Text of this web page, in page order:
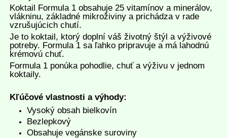
Koktail Formula 1 obsahuje 25 vitamínov a minerálov,
vlákninu, základné mikroživiny a prichádza v rade
vzrušujúcich chutí.
Je to koktail, ktorý doplní váš životný štýl a výživové
potreby. Formula 1 sa ľahko pripravuje a má lahodnú
krémovú chuť.
Formula 1 ponúka pohodlie, chuť a výživu v jednom
koktaily.
Kľúčové vlastnosti a výhody:
Vysoký obsah bielkovín
Bezlepkový
Obsahuje vegánske suroviny